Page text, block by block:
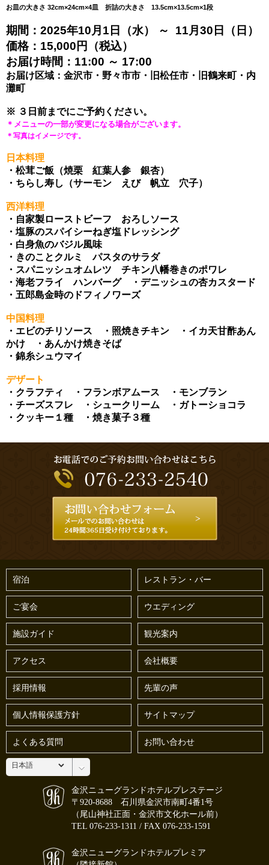
お皿の大きさ 32cm×24cm×4皿 折詰の大きさ 13.5cm×13.5cm×1段
期間：2025年10月1日（水） ～ 11月30日（日）
価格：15,000円（税込）
お届け時間：11:00 ～ 17:00
お届け区域：金沢市・野々市市・旧松任市・旧鶴来町・内
灘町
※ ３日前までにご予約ください。
＊メニューの一部が変更になる場合がございます。
＊写真はイメージです。
日本料理
・松茸ご飯（焼栗 紅葉人参 銀杏）
・ちらし寿し（サーモン えび 帆立 穴子）
西洋料理
・自家製ローストビーフ おろしソース
・塩豚のスパイシーねぎ塩ドレッシング
・白身魚のバジル風味
・きのことクルミ パスタのサラダ
・スパニッシュオムレツ チキン八幡巻きのポワレ
・海老フライ ハンバーグ ・デニッシュの杏カスタード
・五郎島金時のドフィノワーズ
中国料理
・エビのチリソース ・照焼きチキン ・イカ天甘酢あん
かけ ・あんかけ焼きそば
・錦糸シュウマイ
デザート
・クラフティ ・フランボアムース ・モンブラン
・チーズスフレ ・シュークリーム ・ガトーショコラ
・クッキー１種 ・焼き菓子３種
宿泊 レストラン・バー
ご宴会 ウエディング
施設ガイド 観光案内
アクセス 会社概要
採用情報 先輩の声
個人情報保護方針 サイトマップ
よくある質問 お問い合わせ
金沢ニューグランドホテルプレステージ
〒920-8688 石川県金沢市南町4番1号
（尾山神社正面・金沢市文化ホール前）
TEL 076-233-1311 / FAX 076-233-1591
金沢ニューグランドホテルプレミア